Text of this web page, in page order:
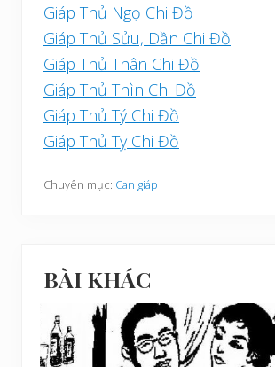
Giáp Thủ Ngọ Chi Đồ
Giáp Thủ Sửu, Dần Chi Đồ
Giáp Thủ Thân Chi Đồ
Giáp Thủ Thìn Chi Đồ
Giáp Thủ Tý Chi Đồ
Giáp Thủ Tỵ Chi Đồ
Chuyên mục: Can giáp
BÀI KHÁC